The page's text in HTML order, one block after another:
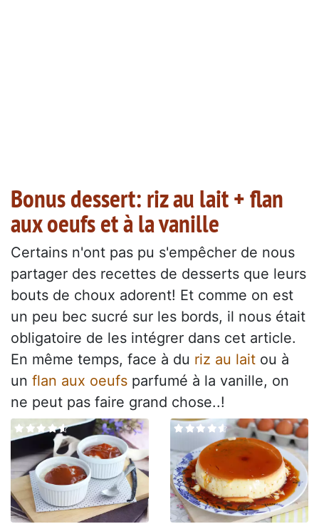
Bonus dessert: riz au lait + flan
aux oeufs et à la vanille
Certains n'ont pas pu s'empêcher de nous
partager des recettes de desserts que leurs
bouts de choux adorent! Et comme on est
un peu bec sucré sur les bords, il nous était
obligatoire de les intégrer dans cet article.
En même temps, face à du riz au lait ou à
un flan aux oeufs parfumé à la vanille, on
ne peut pas faire grand chose..!